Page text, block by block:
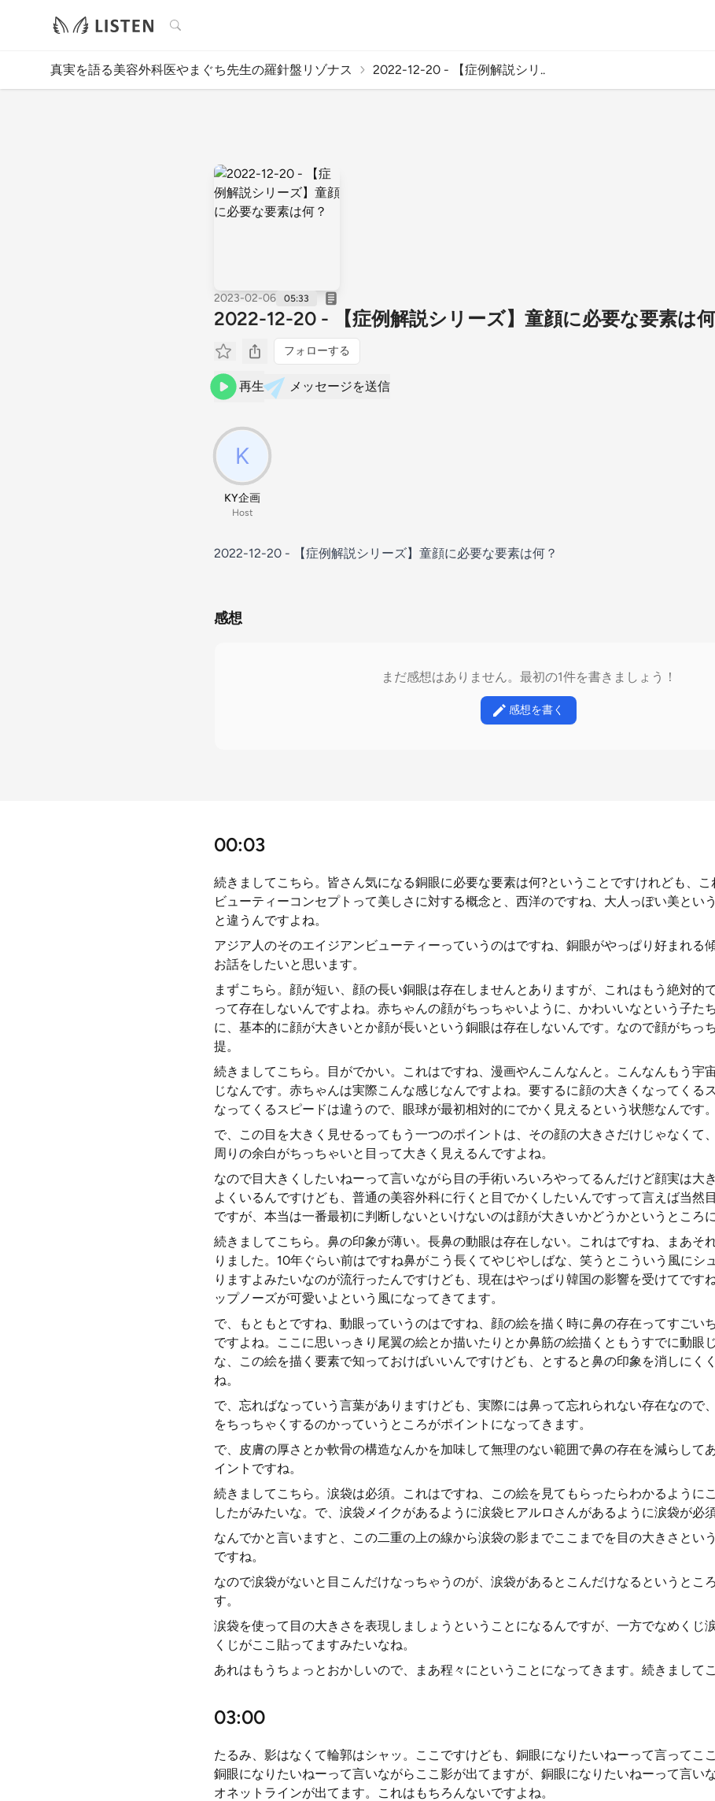
検索
真実を語る美容外科医やまぐち先生の羅針盤リゾナス 2022-12-20 - 【症例解説シリ..
2023-02-06 05:33
2022-12-20 - 【症例解説シリーズ】童顔に必要な要素は
フォローする
再生 メッセージを送信
KY企画
Host
2022-12-20 - 【症例解説シリーズ】童顔に必要な要素は何？
感想
まだ感想はありません。最初の1件を書きましょう！
感想を書く
00:03
続きましてこちら。皆さん気になる銅眼に必要な要素は何?ということですけれども、
ビューティーコンセプトって美しさに対する概念と、西洋のですね、大人っぽい美とい
と違うんですよね。
アジア人のそのエイジアンビューティーっていうのはですね、銅眼がやっぱり好まれる
お話をしたいと思います。
まずこちら。顔が短い、顔の長い銅眼は存在しませんとありますが、これはもう絶対的
って存在しないんですよね。赤ちゃんの顔がちっちゃいように、かわいいなという子た
に、基本的に顔が大きいとか顔が長いという銅眼は存在しないんです。なので顔がちっ
提。
続きましてこちら。目がでかい。これはですね、漫画やんこんなんと。こんなんもう宇
じなんです。赤ちゃんは実際こんな感じなんですよね。要するに顔の大きくなってくる
なってくるスピードは違うので、眼球が最初相対的にでかく見えるという状態なんです。
で、この目を大きく見せるってもう一つのポイントは、その顔の大きさだけじゃなくて
周りの余白がちっちゃいと目って大きく見えるんですよね。
なので目大きくしたいねーって言いながら目の手術いろいろやってるんだけど顔実は大
よくいるんですけども、普通の美容外科に行くと目でかくしたいんですって言えば当然
ですが、本当は一番最初に判断しないといけないのは顔が大きいかどうかというところ
続きましてこちら。鼻の印象が薄い。長鼻の動眼は存在しない。これはですね、まあそ
りました。10年ぐらい前はですね鼻がこう長くてやじやしばな、笑うとこういう風にシ
りますよみたいなのが流行ったんですけども、現在はやっぱり韓国の影響を受けてです
ップノーズが可愛いよという風になってきてます。
で、もともとですね、動眼っていうのはですね、顔の絵を描く時に鼻の存在ってすごい
ですよね。ここに思いっきり尾翼の絵とか描いたりとか鼻筋の絵描くともうすでに動眼
な、この絵を描く要素で知っておけばいいんですけども、とすると鼻の印象を消しにく
ね。
で、忘ればなっていう言葉がありますけども、実際には鼻って忘れられない存在なので
をちっちゃくするのかっていうところがポイントになってきます。
で、皮膚の厚さとか軟骨の構造なんかを加味して無理のない範囲で鼻の存在を減らして
イントですね。
続きましてこちら。涙袋は必須。これはですね、この絵を見てもらったらわかるように
したがみたいな。で、涙袋メイクがあるように涙袋ヒアルロさんがあるように涙袋が必須
なんでかと言いますと、この二重の上の線から涙袋の影までここまでを目の大きさとい
ですね。
なので涙袋がないと目こんだけなっちゃうのが、涙袋があるとこんだけなるというとこ
す。
涙袋を使って目の大きさを表現しましょうということになるんですが、一方でなめくじ
くじがここ貼ってますみたいなね。
あれはもうちょっとおかしいので、まあ程々にということになってきます。続きましてこ
03:00
たるみ、影はなくて輪郭はシャッ。ここですけども、銅眼になりたいねーって言ってこ
銅眼になりたいねーって言いながらここ影が出てますが、銅眼になりたいねーって言い
オネットラインが出てます。これはもちろんないですよね。